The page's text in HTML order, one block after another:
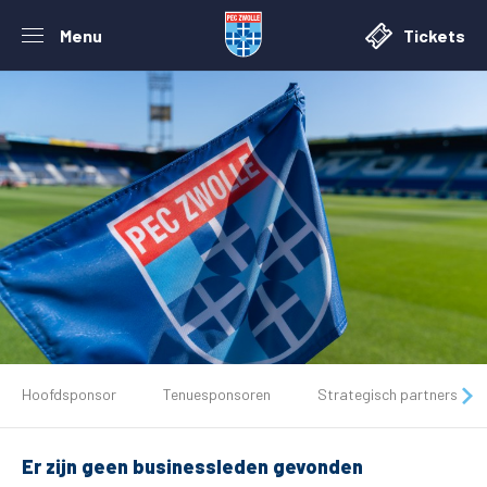
Menu Tickets
Tickets
Matchdays
Hoofdsponsor Tenuesponsoren Strategisch partners
Er zijn geen businessleden gevonden